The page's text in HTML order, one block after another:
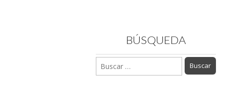
BÚSQUEDA
Buscar: